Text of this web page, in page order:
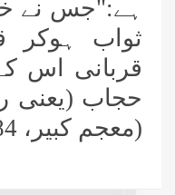
ہے:"جس نے
ثواب ہوکر
قربانی اس
حجاب (یعنی
(معجم کبیر، 3/384، حدیث 2736)